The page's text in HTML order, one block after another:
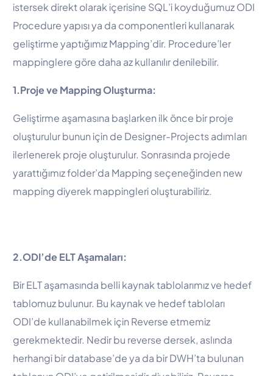
istersek direkt olarak içerisine SQL’i koyduğumuz ODI
Procedure yapısı ya da componentleri kullanarak
geliştirme yaptığımız Mapping’dir. Procedure’ler
mappinglere göre daha az kullanılır denilebilir.
1.Proje ve Mapping Oluşturma:
Geliştirme aşamasına başlarken ilk önce bir proje
oluşturulur bunun için de Designer-Projects adımları
ilerlenerek proje oluşturulur. Sonrasında projede
yarattığımız folder’da Mapping seçeneğinden new
mapping diyerek mappingleri oluşturabiliriz.
2.ODI’de ELT Aşamaları:
Bir ELT aşamasında belli kaynak tablolarımız ve hedef
tablomuz bulunur. Bu kaynak ve hedef tabloları
ODI’de kullanabilmek için Reverse etmemiz
gerekmektedir. Nedir bu reverse dersek, aslında
herhangi bir database’de ya da bir DWH’ta bulunan